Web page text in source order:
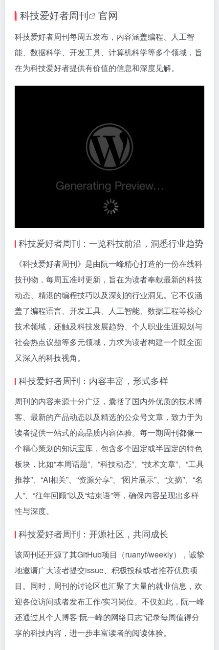
科技爱好者周刊 官网
科技爱好者周刊每周五发布，内容涵盖编程、人工智
能、数据科学、开发工具、计算机科学等多个领域，旨
在为科技爱好者提供有价值的信息和深度见解。
科技爱好者周刊：一览科技前沿，洞悉行业趋势
《科技爱好者周刊》是由阮一峰精心打造的一份在线科
技刊物，每周五准时更新，旨在为读者奉献最新的科技
动态、精湛的编程技巧以及深刻的行业洞见。它不仅涵
盖了编程语言、开发工具、人工智能、数据工程等核心
技术领域，还触及科技发展趋势、个人职业生涯规划与
社会热点议题等多元领域，力求为读者构建一个既全面
又深入的科技视角。
科技爱好者周刊：内容丰富，形式多样
周刊的内容来源十分广泛，囊括了国内外优质的技术博
客、最新的产品动态以及精选的公众号文章，致力于为
读者提供一站式的高品质内容体验。每一期周刊都像一
个精心策划的知识宝库，包含多个固定或半固定的特色
板块，比如“本周话题”、“科技动态”、“技术文章”、“工具
推荐”、“AI相关”、“资源分享”、“图片展示”、“文摘”、“名
人”、“往年回顾”以及“结束语”等，确保内容呈现出多样
性与深度。
科技爱好者周刊：开源社区，共同成长
该周刊还开源了其GitHub项目（ruanyf/weekly），诚挚
地邀请广大读者提交issue、积极投稿或者推荐优质项
目。同时，周刊的讨论区也汇聚了大量的就业信息，欢
迎各位访问或者发布工作/实习岗位。不仅如此，阮一峰
还通过其个人博客“阮一峰的网络日志”记录每周值得分
享的科技内容，进一步丰富读者的阅读体验。